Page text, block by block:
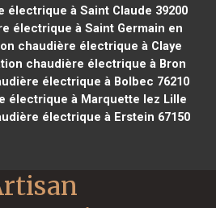
électrique à Saint Claude 39200
électrique à Saint Germain en
chaudière électrique à Claye
chaudière électrique à Bron
électrique à Bolbec 76210
électrique à Marquette lez Lille
électrique à Erstein 67150